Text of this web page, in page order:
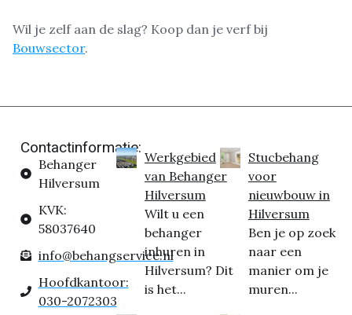
Wil je zelf aan de slag? Koop dan je verf bij
Bouwsector.
Contactinformatie:
Behanger
Hilversum
KVK:
58037640
info@behangservice.nl
Hoofdkantoor:
030-2072303
Werkgebied
van Behanger
Hilversum
Wilt u een
behanger
inhuren in
Hilversum? Dit
is het...
Stucbehang
voor
nieuwbouw in
Hilversum
Ben je op zoek
naar een
manier om je
muren...